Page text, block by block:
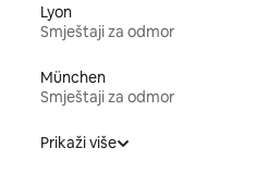
Lyon
Smještaji za odmor
München
Smještaji za odmor
Prikaži više